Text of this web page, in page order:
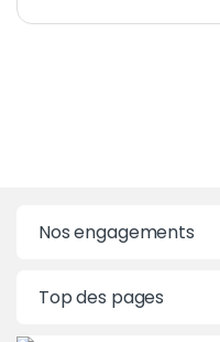
Nos engagements
Top des pages